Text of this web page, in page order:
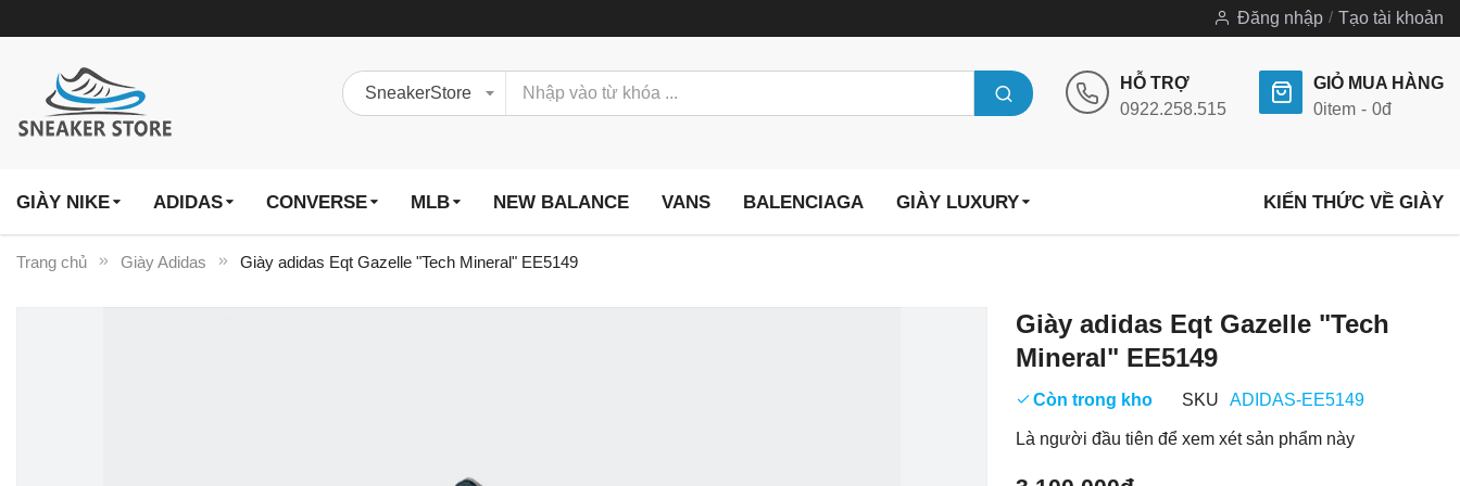
Đăng nhập Tạo tài khoản
HỖ TRỢ
0922.258.515
GIỎ MUA HÀNG
0item 0đ
GIÀY NIKE ADIDAS CONVERSE MLB NEW BALANCE VANS BALENCIAGA GIÀY LUXURY KIẾN THỨC VỀ GIÀY
Trang chủ Giày Adidas Giày adidas Eqt Gazelle "Tech Mineral" EE5149
Giày adidas Eqt Gazelle "Tech
Mineral" EE5149
Còn trong kho SKU ADIDAS-EE5149
Là người đầu tiên để xem xét sản phẩm này
Chuyển
phần